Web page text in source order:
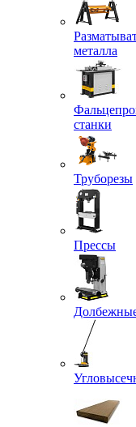
металла
станки
Труборезы
Прессы